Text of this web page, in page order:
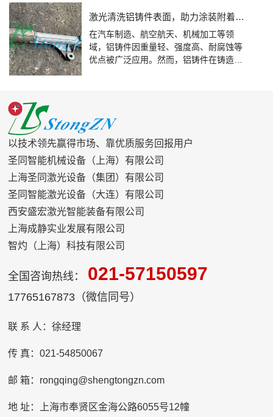
洗技术的领航者，其手持式激光清洗机在激光清洗铝铸件表面，助力涂装附着力提升
在汽车制造、航空航天、机械加工等领
域，铝铸件因重量轻、强度高、耐腐蚀等
优点被广泛应用。然而，铝铸件在铸造、
理的高要求。圣同智能激光通过不断的创
新和研发，推出了激光清洗铝铸件表面的
解决方案，助力涂装附着力的显著提升。
以技术领先赢得市场、靠优质服务回报用户
圣同智能机械设备（上海）有限公司
上海圣同激光设备（集团）有限公司
圣同智能激光设备（大连）有限公司
西安盛宏激光智能装备有限公司
上海成静实业发展有限公司
智灼（上海）科技有限公司
全国咨询热线： 021-57150597
17765167873（微信同号）
联 系 人：徐经理
传 真：021-54850067
邮 箱：rongqing@shengtongzn.com
地 址：上海市奉贤区金海公路6055号12幢